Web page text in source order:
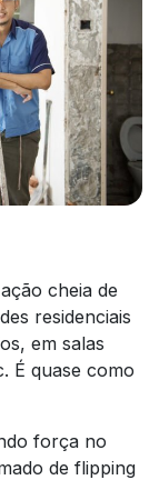
cheia de
residenciais
em salas
É quase como
força no
de flipping